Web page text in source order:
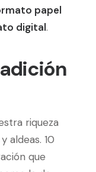
papel
digital.
riqueza
aldeas. 10
que